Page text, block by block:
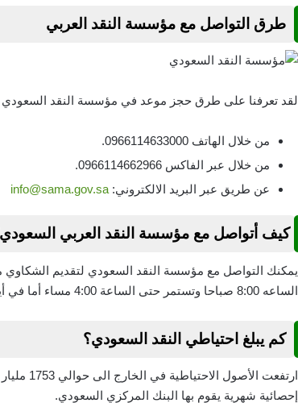
طرق التواصل مع مؤسسة النقد العربي
لقد تعرفنا على طرق حجز موعد في مؤسسة النقد
من خلال الهاتف 0966114633000.
من خلال عبر الفاكس 0966114662966.
عن طريق عبر البريد الالكتروني: info@sama.gov.sa
كيف أتواصل مع مؤسسة النقد العربي
الساعه 8:00 صباحا وتستمر حتى الساعة 4:00 مساء أما في أيام شهر رمضان يبدأ العمل من الساعه 10:00 صباحا وتستمر حتى الساعة 4:00 مساء.
كم يبلغ احتياطي النقد السعودي؟
إحصائية شهرية يقوم بها البنك المركزي السعودي.